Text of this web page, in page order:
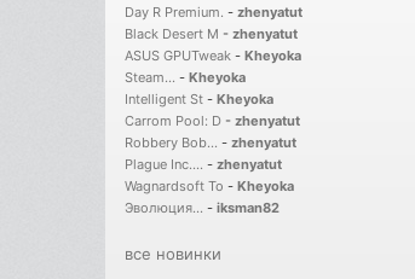
Day R Premium. - zhenyatut
Black Desert M - zhenyatut
ASUS GPUTweak - Kheyoka
Steam... - Kheyoka
Intelligent St - Kheyoka
Carrom Pool: D - zhenyatut
Robbery Bob... - zhenyatut
Plague Inc.... - zhenyatut
Wagnardsoft To - Kheyoka
Эволюция... - iksman82
все новинки